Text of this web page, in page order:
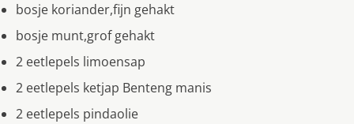
bosje koriander,fijn gehakt
bosje munt,grof gehakt
2 eetlepels limoensap
2 eetlepels ketjap Benteng manis
2 eetlepels pindaolie